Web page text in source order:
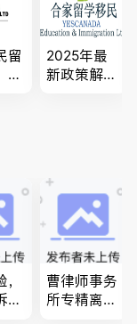
留
精
2025年最
新政策解
团聚，投资
移民以及各
类省提名和
技术移民
曹律师事务
所专精离